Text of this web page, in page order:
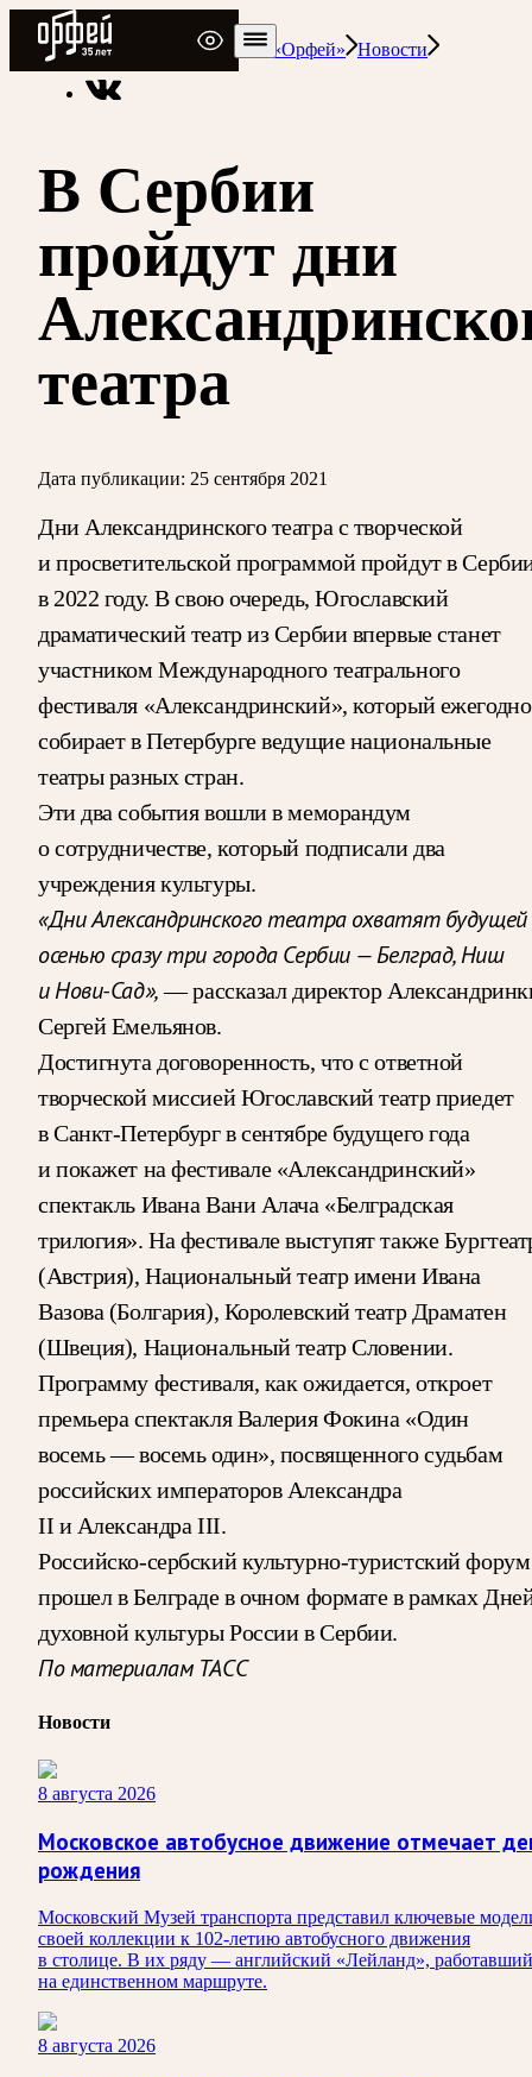
Радио Орфей
Радио классической музыки «Орфей»
Новости
В Сербии
пройдут дни
театра
Дата публикации: 25 сентября 2021
Дни Александринского театра с творческой
и просветительской программой пройдут в
в 2022 году. В свою очередь, Югославский
драматический театр из Сербии впервые станет
участником Международного театрального
фестиваля «Александринский», который ежегодно
собирает в Петербурге ведущие национальные
театры разных стран.
Эти два события вошли в меморандум
о сотрудничестве, который подписали два
учреждения культуры.
«Дни Александринского театра охватят будущей
осенью сразу три города Сербии — Белград, Ниш
и Нови-Сад»,— рассказал директор
Сергей Емельянов.
Достигнута договоренность, что с ответной
творческой миссией Югославский театр приедет
в Санкт-Петербург в сентябре будущего года
и покажет на фестивале «Александринский»
спектакль Ивана Вани Алача «Белградская
трилогия». На фестивале выступят также
(Австрия), Национальный театр имени Ивана
Вазова (Болгария), Королевский театр Драматен
(Швеция), Национальный театр Словении.
Программу фестиваля, как ожидается, откроет
премьера спектакля Валерия Фокина «Один
восемь — восемь один», посвященного судьбам
российских императоров Александра
II и Александра III.
Российско-сербский культурно-туристский форум
прошел в Белграде в очном формате в рамках
духовной культуры России в Сербии.
По материалам ТАСС
Новости
8 августа 2026
Московское автобусное движение отмечает
рождения
Московский Музей транспорта представил ключевые
своей коллекции к 102-летию автобусного движения
в столице. В их ряду — английский «Лейланд», работавший
на единственном маршруте.
8 августа 2026